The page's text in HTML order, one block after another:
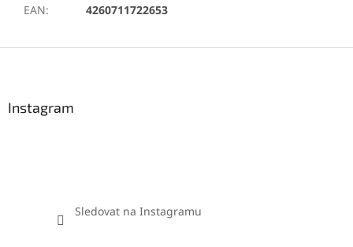
EAN: 4260711722653
Instagram
Sledovat na Instagramu